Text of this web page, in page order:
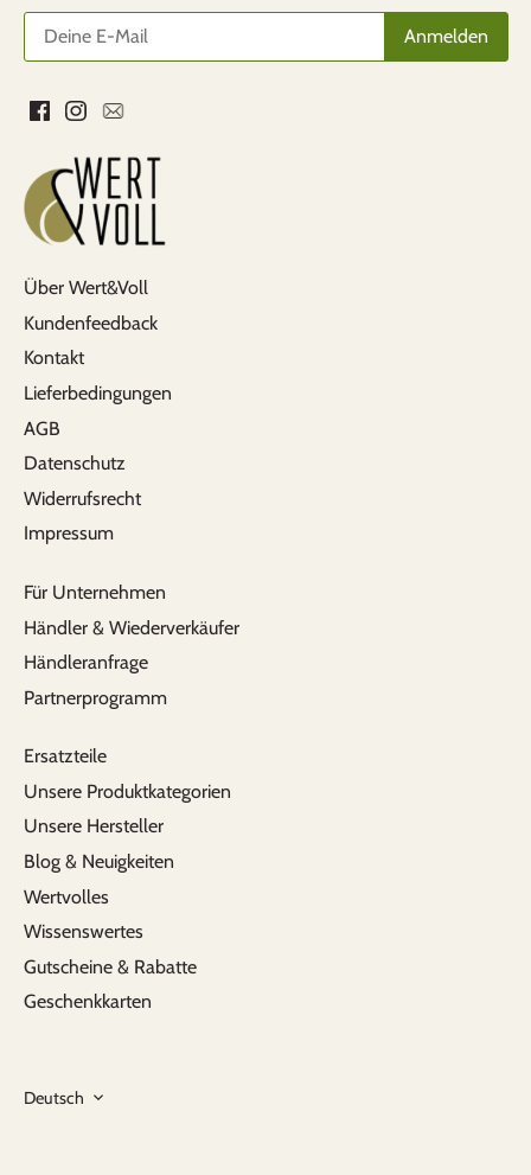
Über Wert&Voll
Kundenfeedback
Kontakt
Lieferbedingungen
AGB
Datenschutz
Widerrufsrecht
Impressum
Für Unternehmen
Händler & Wiederverkäufer
Händleranfrage
Partnerprogramm
Ersatzteile
Unsere Produktkategorien
Unsere Hersteller
Blog & Neuigkeiten
Wertvolles
Wissenswertes
Gutscheine & Rabatte
Geschenkkarten
Sprache
Deutsch